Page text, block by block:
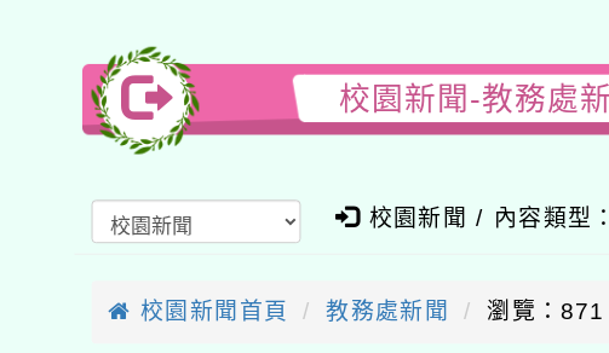
校園新聞-教務處
校園新聞 / 內容類型：
校園新聞首頁 教務處新聞 瀏覽：871